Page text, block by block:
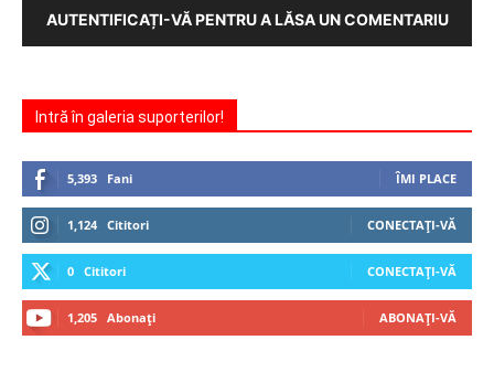
AUTENTIFICAȚI-VĂ PENTRU A LĂSA UN COMENTARIU
Intră în galeria suporterilor!
5,393 Fani ÎMI PLACE
1,124 Cititori CONECTAȚI-VĂ
0 Cititori CONECTAȚI-VĂ
1,205 Abonați ABONAȚI-VĂ